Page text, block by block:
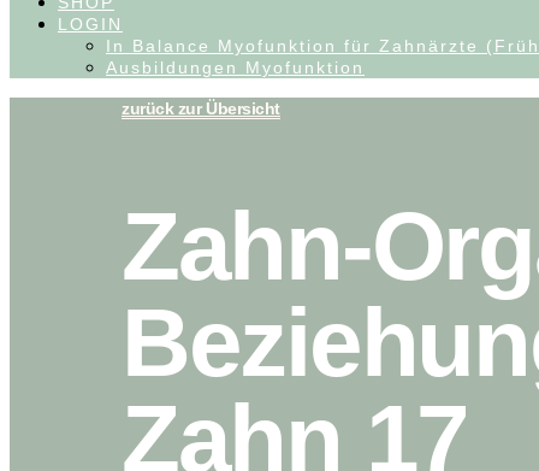
LOGIN
In Balance Myofunktion für Zahnärzte
Ausbildungen Myofunktion
zurück zur Übersicht
Zahn-
Zahn 17